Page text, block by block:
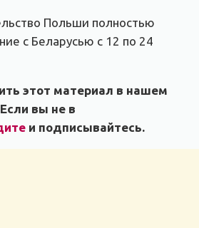
Польши полностью
с Беларусью с 12 по 24
этот материал в нашем
вы не в
и подписывайтесь.